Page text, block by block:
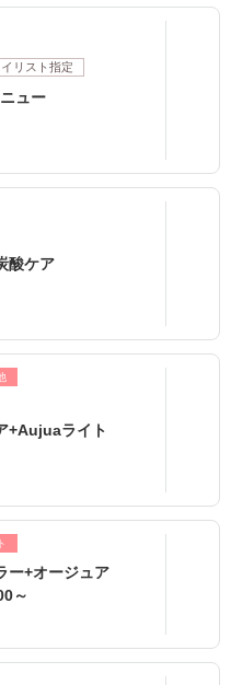
リスト指定
ュー
酸ケア
+Aujuaライト
ー+オージュア
～